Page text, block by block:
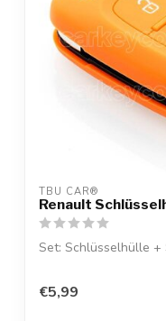
TBU CAR®
Renault
Set: Schlüsselhülle
€5,99